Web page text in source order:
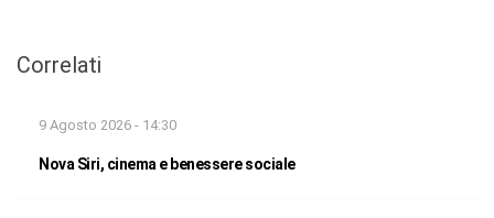
Correlati
9 Agosto 2026 - 14:30
Nova Siri, cinema e benessere sociale